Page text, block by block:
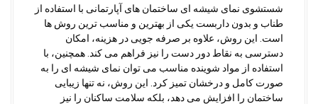
شستشوی نمای شیشه ای ساختمان های آپارتمانی با استفاده از
طناب و بدون داربست یکی از بهترین و مناسب ترین روش ها
است. این روش، علاوه بر صرفه جویی در هزینه، امکان
دسترسی به نقاط دور دست را نیز فراهم می کند. همچنین، با
استفاده از مواد شوینده مناسب می توان نمای شیشه ای را به
صورت کامل و درخشان تمیز کرد. این روش، نه تنها زیبایی
ساختمان را افزایش می دهد، بلکه سلامت ساکنان را نیز